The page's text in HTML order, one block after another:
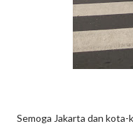
Semoga Jakarta dan